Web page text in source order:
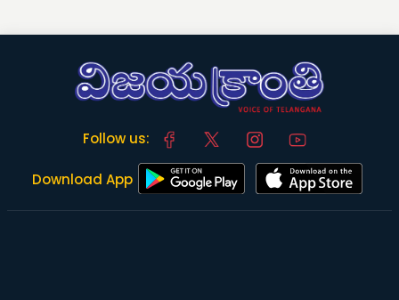
Follow us:
Download App